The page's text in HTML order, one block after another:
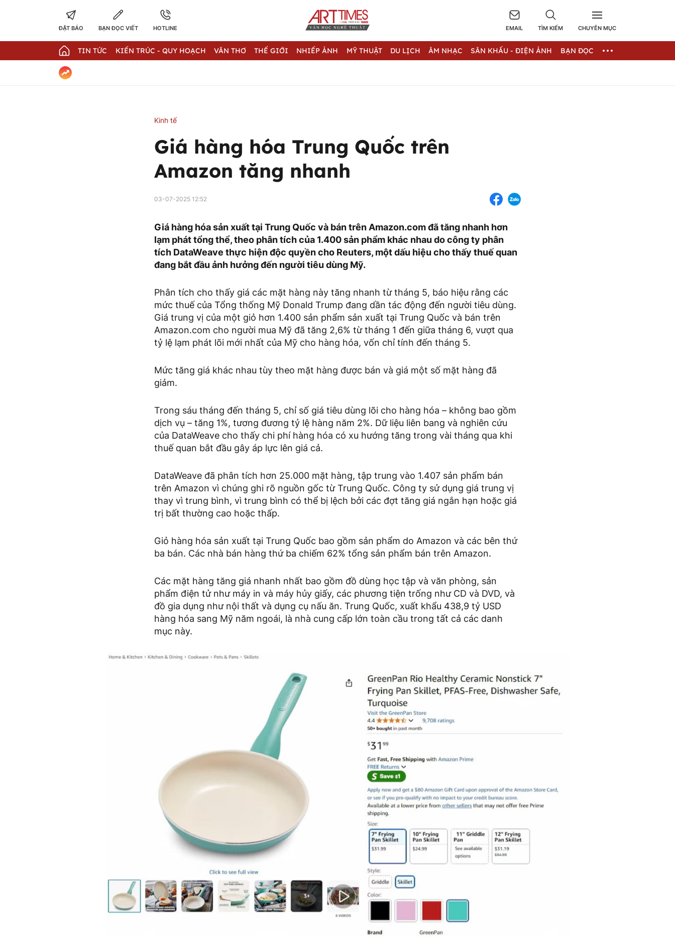
ĐẶT BÁO BẠN ĐỌC VIẾT HOTLINE EMAIL TÌM KIẾM CHUYÊN MỤC
TIN TỨC KIẾN TRÚC - QUY HOẠCH VĂN THƠ THẾ GIỚI NHIẾP ẢNH MỸ THUẬT DU LỊCH ÂM NHẠC SÂN KHẤU - ĐIỆN ẢNH BẠN ĐỌC
Kinh tế
Giá hàng hóa Trung Quốc trên
Amazon tăng nhanh
03-07-2025 12:52
Giá hàng hóa sản xuất tại Trung Quốc và bán trên Amazon.com đã tăng nhanh hơn
lạm phát tổng thể, theo phân tích của 1.400 sản phẩm khác nhau do công ty phân
tích DataWeave thực hiện độc quyền cho Reuters, một dấu hiệu cho thấy thuế quan
đang bắt đầu ảnh hưởng đến người tiêu dùng Mỹ.
Phân tích cho thấy giá các mặt hàng này tăng nhanh từ tháng 5, báo hiệu rằng các
mức thuế của Tổng thống Mỹ Donald Trump đang dần tác động đến người tiêu dùng.
Giá trung vị của một giỏ hơn 1.400 sản phẩm sản xuất tại Trung Quốc và bán trên
Amazon.com cho người mua Mỹ đã tăng 2,6% từ tháng 1 đến giữa tháng 6, vượt qua
tỷ lệ lạm phát lõi mới nhất của Mỹ cho hàng hóa, vốn chỉ tính đến tháng 5.
Mức tăng giá khác nhau tùy theo mặt hàng được bán và giá một số mặt hàng đã
giảm.
Trong sáu tháng đến tháng 5, chỉ số giá tiêu dùng lõi cho hàng hóa – không bao gồm
dịch vụ – tăng 1%, tương đương tỷ lệ hàng năm 2%. Dữ liệu liên bang và nghiên cứu
của DataWeave cho thấy chi phí hàng hóa có xu hướng tăng trong vài tháng qua khi
thuế quan bắt đầu gây áp lực lên giá cả.
DataWeave đã phân tích hơn 25.000 mặt hàng, tập trung vào 1.407 sản phẩm bán
trên Amazon vì chúng ghi rõ nguồn gốc từ Trung Quốc. Công ty sử dụng giá trung vị
thay vì trung bình, vì trung bình có thể bị lệch bởi các đợt tăng giá ngắn hạn hoặc giá
trị bất thường cao hoặc thấp.
Giỏ hàng hóa sản xuất tại Trung Quốc bao gồm sản phẩm do Amazon và các bên thứ
ba bán. Các nhà bán hàng thứ ba chiếm 62% tổng sản phẩm bán trên Amazon.
Các mặt hàng tăng giá nhanh nhất bao gồm đồ dùng học tập và văn phòng, sản
phẩm điện tử như máy in và máy hủy giấy, các phương tiện trống như CD và DVD, và
đồ gia dụng như nội thất và dụng cụ nấu ăn. Trung Quốc, xuất khẩu 438,9 tỷ USD
hàng hóa sang Mỹ năm ngoái, là nhà cung cấp lớn toàn cầu trong tất cả các danh
mục này.